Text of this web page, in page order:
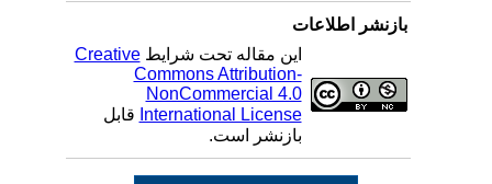
بازنشر اطلاعات
این مقاله تحت شرایط Creative
Commons Attribution-
NonCommercial 4.0
International Licenseقابل
بازنشر است.